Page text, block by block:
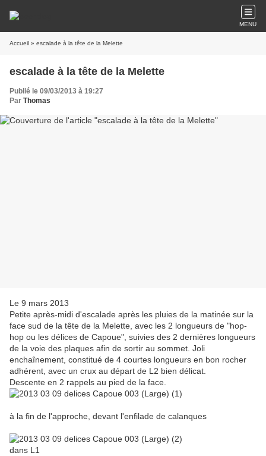
MENU
Accueil » escalade à la tête de la Melette
escalade à la tête de la Melette
Publié le 09/03/2013 à 19:27
Par Thomas
Le 9 mars 2013
Petite après-midi d'escalade après les pluies de la matinée sur la
face sud de la tête de la Melette, avec les 2 longueurs de "hop-
hop ou les délices de Capoue", suivies des 2 dernières longueurs
de la voie des plaques afin de sortir au sommet. Joli
enchaînement, constitué de 4 courtes longueurs en bon rocher
adhérent, avec un crux au départ de L2 bien délicat.
Descente en 2 rappels au pied de la face.
à la fin de l'approche, devant l'enfilade de calanques
dans L1